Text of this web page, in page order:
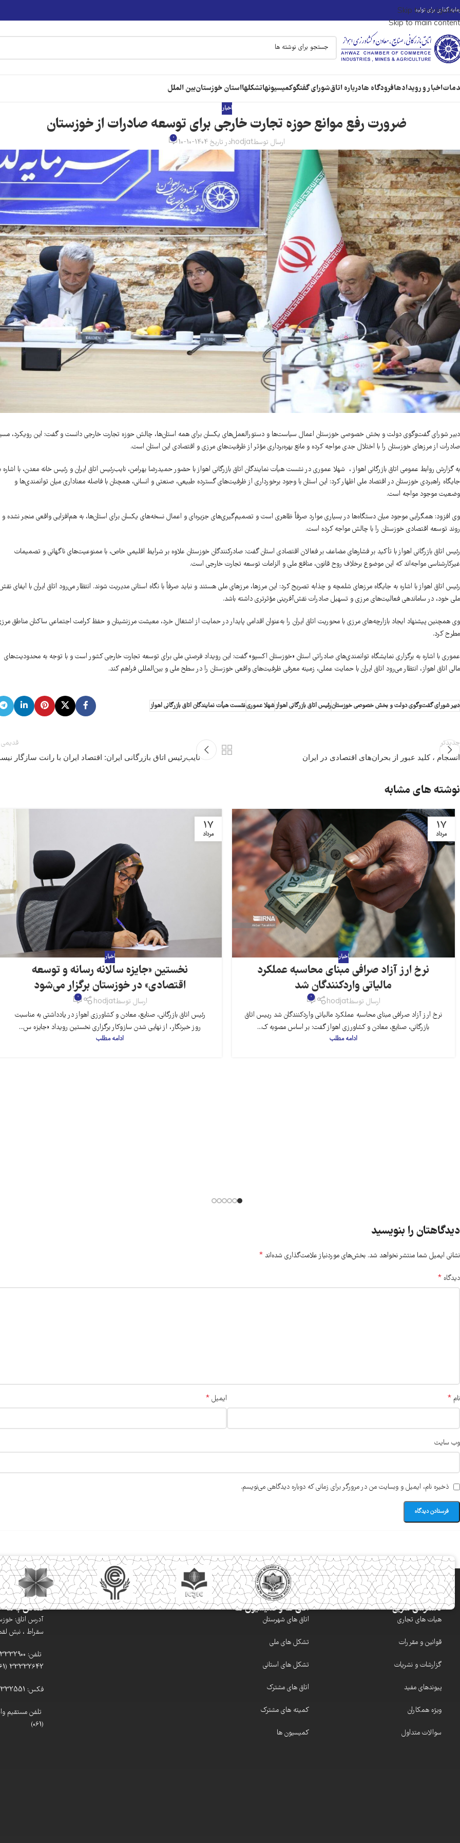
Skip to navigation
Skip to main content
گذاری برای تولید
اخبار و رویدادهافرودگاه هادرباره اتاقشورای گفتگوکمیسیونهاتشکلهااستان خوزستانبین الملل
اخبار
ضرورت رفع موانع حوزه تجارت خارجی برای توسعه صادرات از خوزستان
ارسال توسطhodjatدر تاریخ 1404-10-10 0
دبیر شورای گفت‌وگوی دولت و بخش خصوصی خوزستان اعمال سیاست‌ها و دستورالعمل‌های یکسان برای همه استان‌ها، چالش حوزه تجارت خارجی دانست و گفت: این رویکرد،
صادرات از مرز‌های خوزستان را با اختلال جدی مواجه کرده و مانع بهره‌برداری مؤثر از ظرفیت‌های مرزی و اقتصادی این استان است.
به گزارش روابط عمومی اتاق بازرگانی اهواز ، شهلا عموری در نشست هیأت نمایندگان اتاق بازرگانی اهواز با حضور حمیدرضا بهرامن، نایب‌رئیس اتاق ایران و رئیس خانه معدن، با اشاره
جایگاه راهبردی خوزستان در اقتصاد ملی اظهار کرد: این استان با وجود برخورداری از ظرفیت‌های گسترده طبیعی، صنعتی و انسانی، همچنان با فاصله معناداری میان توانمندی‌ها و
وضعیت موجود مواجه است.
وی افزود: همگرایی موجود میان دستگاه‌ها در بسیاری موارد صرفاً ظاهری است و تصمیم‌گیری‌های جزیره‌ای و اعمال نسخه‌های یکسان برای استان‌ها، به هم‌افزایی واقعی منجر نشده و
روند توسعه اقتصادی خوزستان را با چالش مواجه کرده است.
رئیس اتاق بازرگانی اهواز با تأکید بر فشار‌های مضاعف بر فعالان اقتصادی استان گفت: صادرکنندگان خوزستان علاوه بر شرایط اقلیمی خاص، با ممنوعیت‌های ناگهانی و تصمیمات
غیرکارشناسی مواجه‌اند که این موضوع برخلاف روح قانون، منافع ملی و الزامات توسعه تجارت خارجی است.
رئیس اتاق اهواز با اشاره به جایگاه مرز‌های شلمچه و چذابه تصریح کرد: این مرزها، مرز‌های ملی هستند و نباید صرفاً با نگاه استانی مدیریت شوند. انتظار می‌رود اتاق ایران با ایفای
ملی خود، در ساماندهی فعالیت‌های مرزی و تسهیل صادرات نقش‌آفرینی مؤثرتری داشته باشد.
وی همچنین پیشنهاد ایجاد بازارچه‌های مرزی با محوریت اتاق ایران را به‌عنوان اقدامی پایدار در حمایت از اشتغال خرد، معیشت مرزنشینان و حفظ کرامت اجتماعی ساکنان مناطق
مطرح کرد.
عموری با اشاره به برگزاری نمایشگاه توانمندی‌های صادراتی استان «خوزستان اکسپو» گفت: این رویداد فرصتی ملی برای توسعه تجارت خارجی کشور است و با توجه به محدودیت‌های
مالی اتاق اهواز، انتظار می‌رود اتاق ایران با حمایت عملی، زمینه معرفی ظرفیت‌های واقعی خوزستان را در سطح ملی و بین‌المللی فراهم کند.
دبیر شورای گفت‌وگوی دولت و بخش خصوصی خوزستانرئیس اتاق بازرگانی اهوازشهلا عمورینشست هیأت نمایندگان اتاق بازرگانی اهواز
جدیدتر
انسجام ، کلید عبور از بحران‌های اقتصادی در ایران نایب‌رئیس اتاق بازرگانی ایران: اقتصاد ایران با رانت سازگار
نوشته های مشابه
17
مرداد
اخبار
نرخ ارز آزاد صرافی مبنای محاسبه عملکرد
مالیاتی واردکنندگان شد
ارسال توسطhodjat
0
نرخ ارز آزاد صرافی مبنای محاسبه عملکرد مالیاتی واردکنندگان شد رییس اتاق
بازرگانی، صنایع، معادن و کشاورزی اهواز گفت: بر اساس مصوبه ک...
ادامه مطلب
17
مرداد
اخبار
نخستین «جایزه سالانه رسانه و توسعه
اقتصادی» در خوزستان برگزار می‌شود
ارسال توسطhodjat
0
رئیس اتاق بازرگانی، صنایع، معادن و کشاورزی اهواز در یادداشتی به مناسبت
روز خبرنگار، از نهایی شدن سازوکار برگزاری نخستین رویداد «جایزه س...
ادامه مطلب
دیدگاهتان را بنویسید
نشانی ایمیل شما منتشر نخواهد شد. بخش‌های موردنیاز علامت‌گذاری شده‌اند *
دیدگاه *
نام * ایمیل*
وب‌ سایت
ذخیره نام، ایمیل و وبسایت من در مرورگر برای زمانی که دوباره دیدگاهی می‌نویسم.
دسترسی سریع
هیات های تجاری
قوانین و مقررات
گزارشات و نشریات
پیوندهای مفید
ویژه همکاران
سوالات متداول
اتاق ها و کمیسیون ها
اتاق های شهرستان
تشکل های ملی
تشکل های استانی
اتاق های مشترک
کمیته های مشترک
کمیسیون ها
تماس با ما
آدرس اتاق:
سقراط ، نبش
33332642 (061)
فکس: 33332551 (061)
(061)